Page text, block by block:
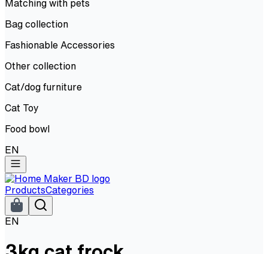
Matching with pets
Bag collection
Fashionable Accessories
Other collection
Cat/dog furniture
Cat Toy
Food bowl
EN
ProductsCategories
EN